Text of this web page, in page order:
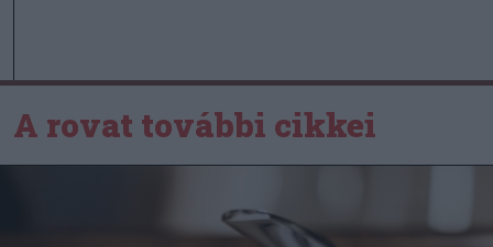
A rovat további cikkei